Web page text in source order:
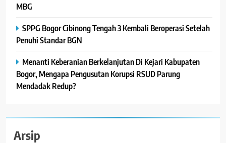
MBG
SPPG Bogor Cibinong Tengah 3 Kembali Beroperasi Setelah
Penuhi Standar BGN
Menanti Keberanian Berkelanjutan Di Kejari Kabupaten
Bogor, Mengapa Pengusutan Korupsi RSUD Parung
Mendadak Redup?
Arsip